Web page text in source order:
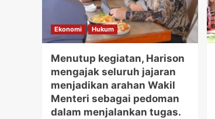
Ekonomi Hukum
Menutup kegiatan, Harison
mengajak seluruh jajaran
menjadikan arahan Wakil
Menteri sebagai pedoman
dalam menjalankan tugas.